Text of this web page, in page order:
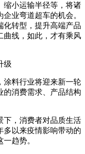
缩小运输半径等，将诸
业弯道超车的机会。
化转型，提升高端产品
曲线，如此，才有乘风
级
涂料行业将迎来新一轮
的消费需求、产品结构
下，消费者对品质生活
多以来疫情影响带动的
趋势。